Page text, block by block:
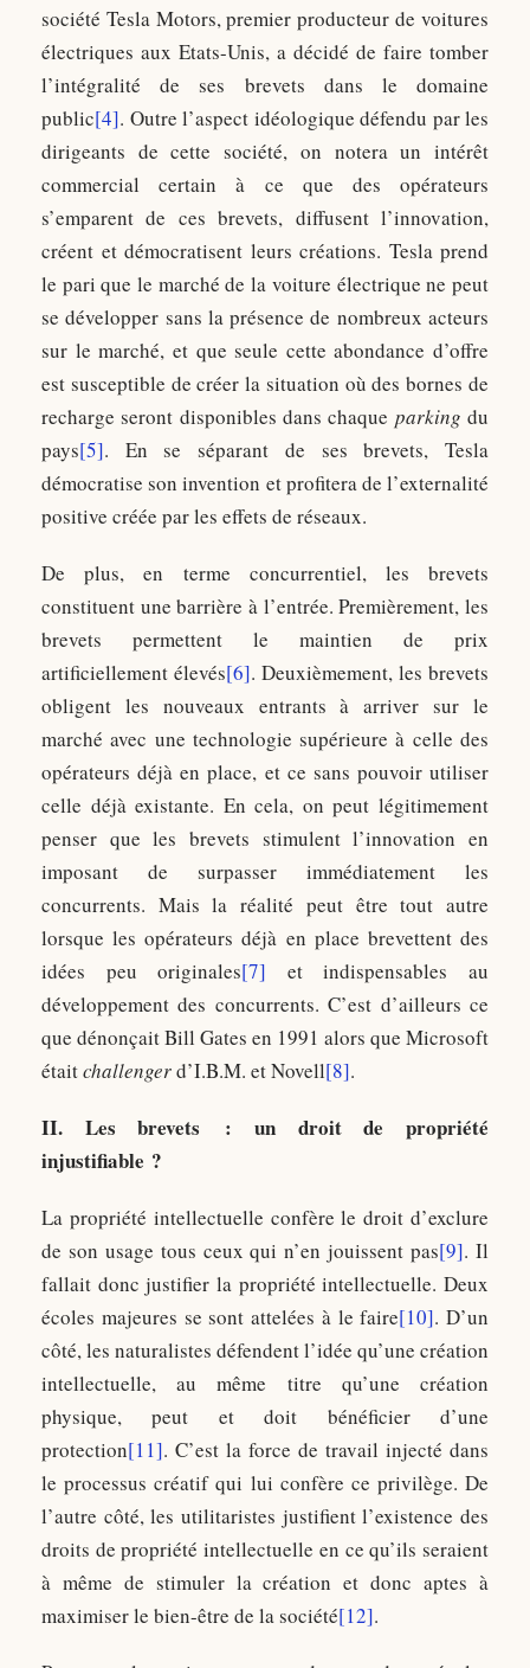
société Tesla Motors, premier producteur de voitures
électriques aux Etats-Unis, a décidé de faire tomber
l’intégralité de ses brevets dans le domaine
public[4]. Outre l’aspect idéologique défendu par les
dirigeants de cette société, on notera un intérêt
commercial certain à ce que des opérateurs
s’emparent de ces brevets, diffusent l’innovation,
créent et démocratisent leurs créations. Tesla prend
le pari que le marché de la voiture électrique ne peut
se développer sans la présence de nombreux acteurs
sur le marché, et que seule cette abondance d’offre
est susceptible de créer la situation où des bornes de
recharge seront disponibles dans chaque parking du
pays[5]. En se séparant de ses brevets, Tesla
démocratise son invention et profitera de l’externalité
positive créée par les effets de réseaux.
De plus, en terme concurrentiel, les brevets
constituent une barrière à l’entrée. Premièrement, les
brevets permettent le maintien de prix
artificiellement élevés[6]. Deuxièmement, les brevets
obligent les nouveaux entrants à arriver sur le
marché avec une technologie supérieure à celle des
opérateurs déjà en place, et ce sans pouvoir utiliser
celle déjà existante. En cela, on peut légitimement
penser que les brevets stimulent l’innovation en
imposant de surpasser immédiatement les
concurrents. Mais la réalité peut être tout autre
lorsque les opérateurs déjà en place brevettent des
idées peu originales[7] et indispensables au
développement des concurrents. C’est d’ailleurs ce
que dénonçait Bill Gates en 1991 alors que Microsoft
étaitchallengerd’I.B.M. et Novell[8].
II. Les brevets : un droit de propriété
injustifiable ?
La propriété intellectuelle confère le droit d’exclure
de son usage tous ceux qui n’en jouissent pas[9]. Il
fallait donc justifier la propriété intellectuelle. Deux
écoles majeures se sont attelées à le faire[10]. D’un
côté, les naturalistes défendent l’idée qu’une création
intellectuelle, au même titre qu’une création
physique, peut et doit bénéficier d’une
protection[11]. C’est la force de travail injecté dans
le processus créatif qui lui confère ce privilège. De
l’autre côté, les utilitaristes justifient l’existence des
droits de propriété intellectuelle en ce qu’ils seraient
à même de stimuler la création et donc aptes à
maximiser le bien-être de la société[12].